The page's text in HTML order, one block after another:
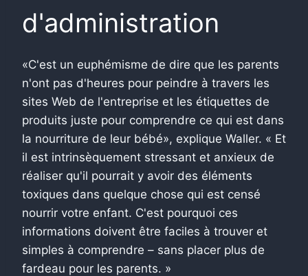
d'administration
«C'est un euphémisme de dire que les parents
n'ont pas d'heures pour peindre à travers les
sites Web de l'entreprise et les étiquettes de
produits juste pour comprendre ce qui est dans
la nourriture de leur bébé», explique Waller. « Et
il est intrinsèquement stressant et anxieux de
réaliser qu'il pourrait y avoir des éléments
toxiques dans quelque chose qui est censé
nourrir votre enfant. C'est pourquoi ces
informations doivent être faciles à trouver et
simples à comprendre – sans placer plus de
fardeau pour les parents. »